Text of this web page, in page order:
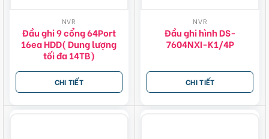
NVR
Đầu ghi 9 cổng 64Port
16ea HDD( Dung lượng
tối đa 14TB)
CHI TIẾT
NVR
Đầu ghi hình DS-
7604NXI-K1/4P
CHI TIẾT